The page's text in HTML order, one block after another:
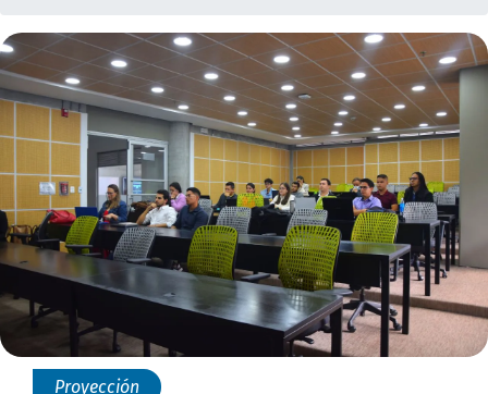
Proyección